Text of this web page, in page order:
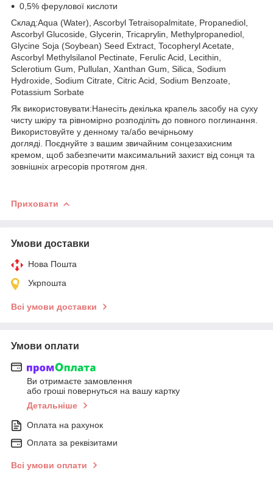
0,5% ферулової кислоти
Склад:Aqua (Water), Ascorbyl Tetraisopalmitate, Propanediol,
Ascorbyl Glucoside, Glycerin, Tricaprylin, Methylpropanediol,
Glycine Soja (Soybean) Seed Extract, Tocopheryl Acetate,
Ascorbyl Methylsilanol Pectinate, Ferulic Acid, Lecithin,
Sclerotium Gum, Pullulan, Xanthan Gum, Silica, Sodium
Hydroxide, Sodium Citrate, Citric Acid, Sodium Benzoate,
Potassium Sorbate
Як використовувати:Нанесіть декілька крапель засобу на суху
чисту шкіру та рівномірно розподіліть до повного поглинання.
Використовуйте у денному та/або вечірньому
догляді. Поєднуйте з вашим звичайним сонцезахисним
кремом, щоб забезпечити максимальний захист від сонця та
зовнішніх агресорів протягом дня.
Приховати
Умови доставки
Нова Пошта
Укрпошта
Всі умови доставки
Умови оплати
Ви отримаєте замовлення
або гроші повернуться на вашу картку
Детальніше
Оплата на рахунок
Оплата за реквізитами
Всі умови оплати